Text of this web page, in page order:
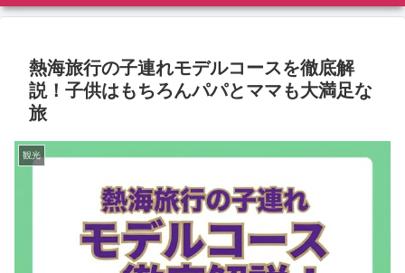
熱海旅行の子連れモデルコースを徹底解
説！子供はもちろんパパとママも大満足な
旅
観光